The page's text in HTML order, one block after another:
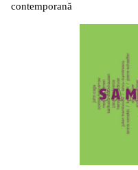
contemporană